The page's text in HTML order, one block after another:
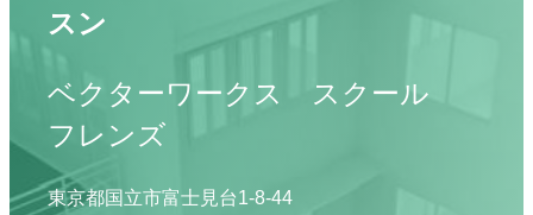
スン
ベクターワークス スクール
フレンズ
東京都国立市富士見台1-8-44